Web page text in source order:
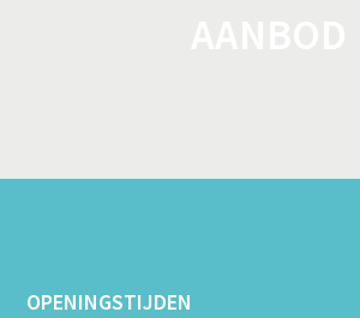
OPENINGSTIJDEN